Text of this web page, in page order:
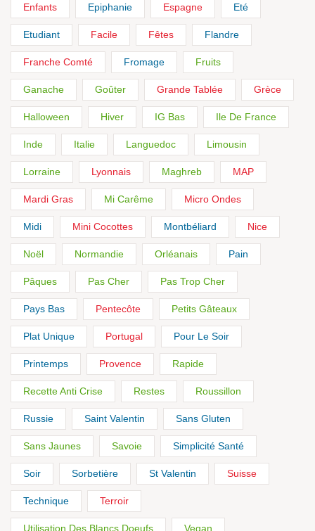
Enfants Epiphanie Espagne Eté
Etudiant Facile Fêtes Flandre
Franche Comté Fromage Fruits
Ganache Goûter Grande Tablée Grèce
Halloween Hiver IG Bas Ile De France
Inde Italie Languedoc Limousin
Lorraine Lyonnais Maghreb MAP
Mardi Gras Mi Carême Micro Ondes
Midi Mini Cocottes Montbéliard Nice
Noël Normandie Orléanais Pain
Pâques Pas Cher Pas Trop Cher
Pays Bas Pentecôte Petits Gâteaux
Plat Unique Portugal Pour Le Soir
Printemps Provence Rapide
Recette Anti Crise Restes Roussillon
Russie Saint Valentin Sans Gluten
Sans Jaunes Savoie Simplicité Santé
Soir Sorbetière St Valentin Suisse
Technique Terroir
Utilisation Des Blancs Doeufs Vegan